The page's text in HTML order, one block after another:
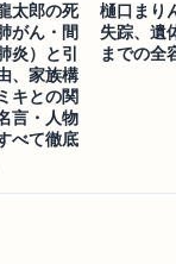
太郎の死
がん・間
炎）と引
、家族構
キとの関
言・人物
べて徹底
樋口まり
失踪、遺
までの全